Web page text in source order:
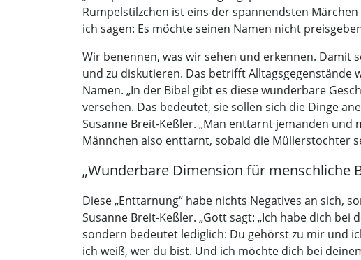
Rumpelstilzchen ist eins der spannendsten
ich sagen: Es möchte seinen Namen nicht
Wir benennen, was wir sehen und erkennen.
und zu diskutieren. Das betrifft Alltagsgegenstände
Namen. „In der Bibel gibt es diese wunderbare
versehen. Das bedeutet, sie sollen sich die Dinge
Susanne Breit-Keßler. „Man enttarnt jemanden und
Männchen also enttarnt, sobald die Müllerstochter
„Wunderbare Dimension für menschliche
Diese „Enttarnung“ habe nichts Negatives an sich,
Susanne Breit-Keßler. „Gott sagt: „Ich habe dich
sondern bedeutet lediglich: Du gehörst zu mir und
ich weiß, wer du bist. Und ich möchte dich bei